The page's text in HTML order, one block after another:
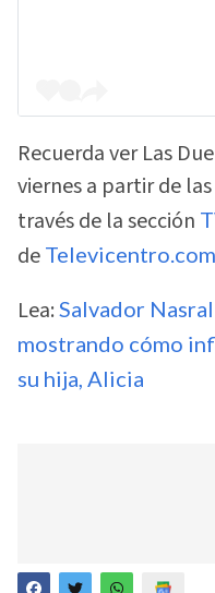
Recuerda ver Las
viernes a partir de
través de la sección
de Televicentro.com
Lea: Salvador
mostrando cómo
su hija, Alicia